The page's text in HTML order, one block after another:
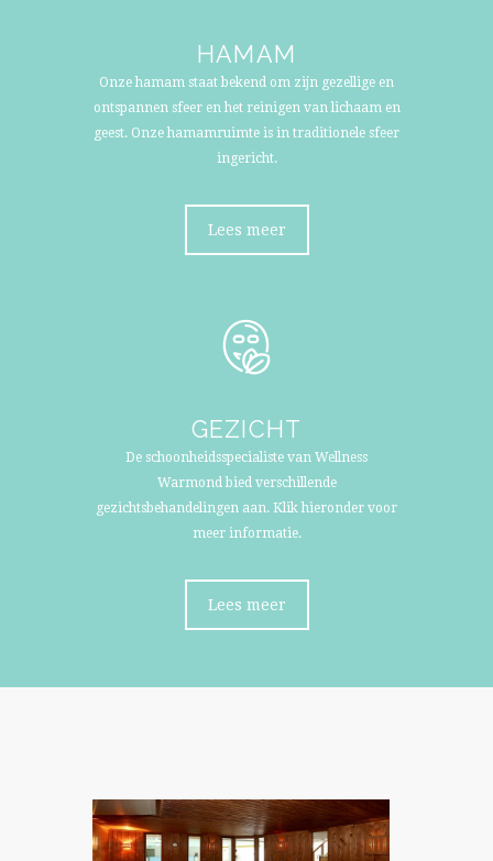
HAMAM
Onze hamam staat bekend om zijn gezellige en
ontspannen sfeer en het reinigen van lichaam en
geest. Onze hamamruimte is in traditionele sfeer
ingericht.
Lees meer
GEZICHT
De schoonheidsspecialiste van Wellness
Warmond bied verschillende
gezichtsbehandelingen aan. Klik hieronder voor
meer informatie.
Lees meer